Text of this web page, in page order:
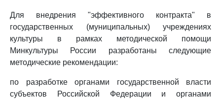
Для внедрения "эффективного контракта" в
государственных (муниципальных) учреждениях
культуры в рамках методической помощи
Минкультуры России разработаны следующие
методические рекомендации:
по разработке органами государственной власти
субъектов Российской Федерации и органами